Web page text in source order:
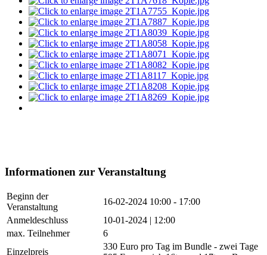
Informationen zur Veranstaltung
Beginn der
Veranstaltung
16-02-2024 10:00 - 17:00
Anmeldeschluss
10-01-2024 | 12:00
max. Teilnehmer
6
Einzelpreis
330 Euro pro Tag im Bundle - zwei Tage